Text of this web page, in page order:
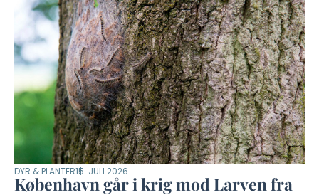
DYR & PLANTER15. JULI 2026
København går i krig mod Larven fra